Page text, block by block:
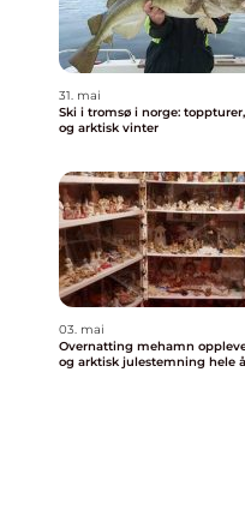
31. mai
Ski i tromsø i norge:
og arktisk vinter
03. mai
Overnatting mehamn opplevelser, ro
og arktisk julestemning hele